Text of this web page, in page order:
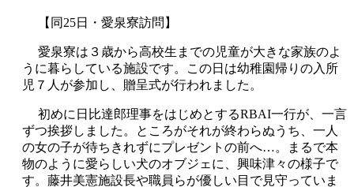
【同25日・愛泉寮訪問】
愛泉寮は３歳から高校生までの児童が大きな家族のよ
うに暮らしている施設です。この日は幼稚園帰りの入所
児７人が参加し、贈呈式が行われました。
初めに日比達郎理事をはじめとするRBAI一行が、一言
ずつ挨拶しました。ところがそれが終わらぬうち、一人
の女の子が待ちきれずにプレゼントの前へ…。まるで本
物のように愛らしい犬のオブジェに、興味津々の様子で
す。藤井美憲施設長や職員らが優しい目で見守っていま